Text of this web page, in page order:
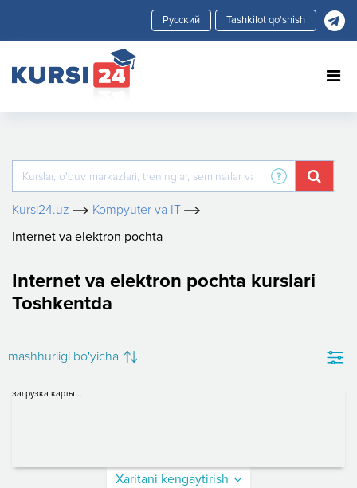
Tashkilot qo'shish
Kursi24.uz
Kompyuter va IT
Internet va elektron pochta
Internet va elektron pochta kurslari
Toshkentda
mashhurligi bo'yicha
загрузка карты...
Xaritani kengaytirish